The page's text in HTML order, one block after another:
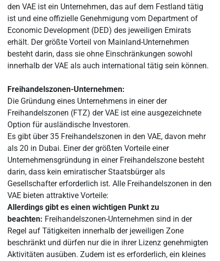
den VAE ist ein Unternehmen, das auf dem Festland tätig
ist und eine offizielle Genehmigung vom Department of
Economic Development (DED) des jeweiligen Emirats
erhält. Der größte Vorteil von Mainland-Unternehmen
besteht darin, dass sie ohne Einschränkungen sowohl
innerhalb der VAE als auch international tätig sein können.
Freihandelszonen-Unternehmen:
Die Gründung eines Unternehmens in einer der
Freihandelszonen (FTZ) der VAE ist eine ausgezeichnete
Option für ausländische Investoren.
Es gibt über 35 Freihandelszonen in den VAE, davon mehr
als 20 in Dubai. Einer der größten Vorteile einer
Unternehmensgründung in einer Freihandelszone besteht
darin, dass kein emiratischer Staatsbürger als
Gesellschafter erforderlich ist. Alle Freihandelszonen in den
VAE bieten attraktive Vorteile:
Allerdings gibt es einen wichtigen Punkt zu
beachten: Freihandelszonen-Unternehmen sind in der
Regel auf Tätigkeiten innerhalb der jeweiligen Zone
beschränkt und dürfen nur die in ihrer Lizenz genehmigten
Aktivitäten ausüben. Zudem ist es erforderlich, ein kleines